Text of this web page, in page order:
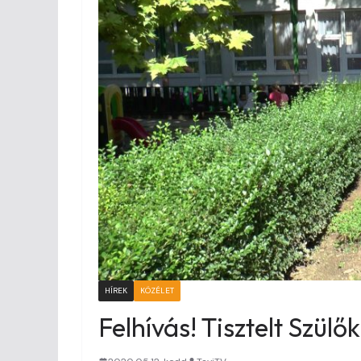
HÍREK KÖZÉLET
Felhívás! Tisztelt